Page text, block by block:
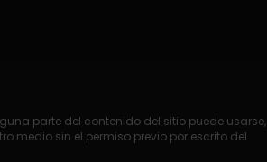
parte del contenido del sitio puede usarse,
medio sin el permiso previo por escrito del